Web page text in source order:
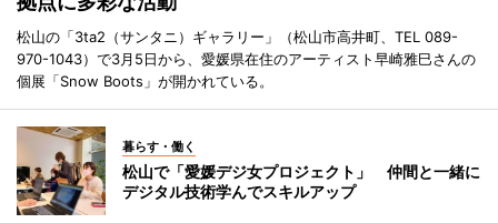
松山の「3ta2（サンタニ）ギャラリー」（松山市高井町、TEL 089-
970-1043）で3月5日から、愛媛県在住のアーティスト早崎雅巳さんの
個展「Snow Boots」が開かれている。
暮らす・働く
松山で「愛媛デジ女プロジェクト」 仲間と一緒に
デジタル技術学んでスキルアップ